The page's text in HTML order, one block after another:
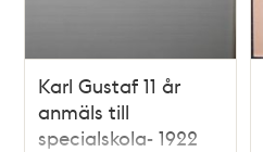
Karl Gustaf 11 år
anmäls till
specialskola- 1922